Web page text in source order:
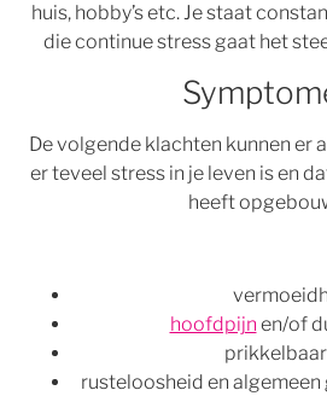
huis, hobby’s etc. Je staat
die continue stress gaat het
De volgende klachten kunnen er
er teveel stress in je leven is en
heeft
hoofdpijn en/of
rusteloosheid en